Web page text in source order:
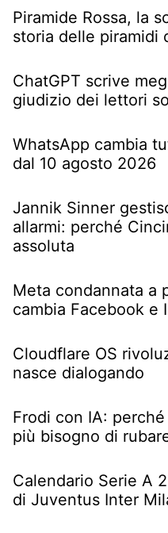
Piramide Rossa, la
storia delle piramidi
ChatGPT scrive
giudizio dei lettori
WhatsApp cambia
dal 10 agosto 2026
Jannik Sinner
allarmi: perché
assoluta
Meta condannata a
cambia Facebook e
Cloudflare OS
nasce dialogando
Frodi con IA:
più bisogno di
Calendario Serie A
di Juventus Inter